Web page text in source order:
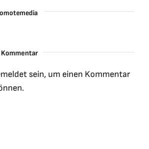
sein, um einen Kommentar